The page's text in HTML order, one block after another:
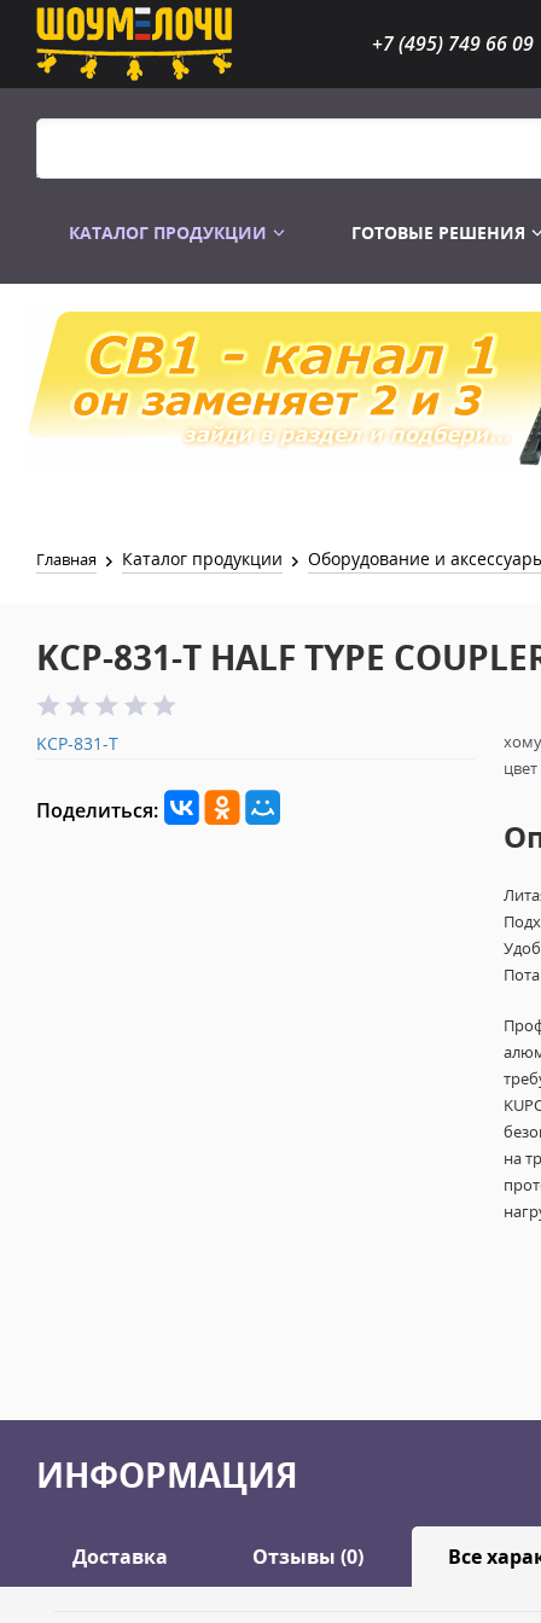
+7 (495) 749 66 09
КАТАЛОГ ПРОДУКЦИИ
Распродажа Лампы
ГОТОВЫЕ РЕШЕНИЯ
Главная Каталог продукции Оборудование и
KCP-831-T HALF TYPE
KCP-831-T
Поделиться:
на
ИНФОРМАЦИЯ
Доставка Отзывы (0) Все